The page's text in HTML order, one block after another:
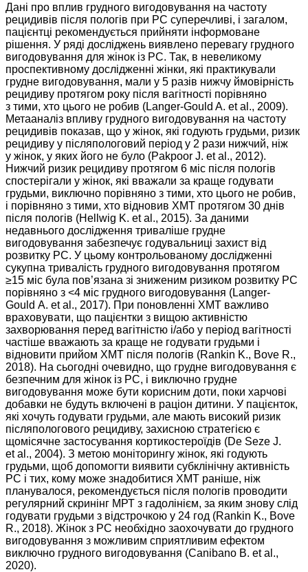
Дані про вплив грудного вигодовування на частоту
рецидивів після пологів при РС суперечливі, і загалом,
пацієнтці рекомендується прийняти інформоване
рішення. У ряді досліджень виявлено перевагу грудного
вигодовування для жінок із РС. Так, в невеликому
проспективному дослідженні жінки, які практикували
грудне вигодовування, мали у 5 разів нижчу ймовірність
рецидиву протягом року після вагітності порівняно
з тими, хто цього не робив (Langer-Gould A. et al., 2009).
Метааналіз впливу грудного вигодовування на частоту
рецидивів показав, що у жінок, які годують грудьми, ризик
рецидиву у післяпологовий період у 2 рази нижчий, ніж
у жінок, у яких його не було (Pakpoor J. et al., 2012).
Нижчий ризик рецидиву протягом 6 міс після пологів
спостерігали у жінок, які вважали за краще годувати
грудьми, виключно порівняно з тими, хто цього не робив,
і порівняно з тими, хто відновив ХМТ протягом 30 днів
після пологів (Hellwig K. et al., 2015). За даними
недавнього дослідження триваліше грудне
вигодовування забезпечує годувальниці захист від
розвитку РС. У цьому контрольованому дослідженні
сукупна тривалість грудного вигодовування протягом
≥15 міс була пов’язана зі зниженим ризиком розвитку РС
порівняно з <4 міс грудного вигодовування (Langer-
Gould A. et al., 2017). При поновленні ХМТ важливо
враховувати, що пацієнтки з вищою активністю
захворювання перед вагітністю і/або у період вагітності
частіше вважають за краще не годувати грудьми і
відновити прийом ХМТ після пологів (Rankin K., Bove R.,
2018). На сьогодні очевидно, що грудне вигодовування є
безпечним для жінок із РС, і виключно грудне
вигодовування може бути корисним доти, поки харчові
добавки не будуть включені в раціон дитини. У пацієнток,
які хочуть годувати грудьми, але мають високий ризик
післяпологового рецидиву, захисною стратегією є
щомісячне застосування кортикостероїдів (De Seze J.
et al., 2004). З метою моніторингу жінок, які годують
грудьми, щоб допомогти виявити субклінічну активність
РС і тих, кому може знадобитися ХМТ раніше, ніж
планувалося, рекомендується після пологів проводити
регулярний скринінг МРТ з гадолінієм, за яким знову слід
годувати грудьми з відстрочкою у 24 год (Rankin K., Bove
R., 2018). Жінок з РС необхідно заохочувати до грудного
вигодовування з можливим сприятливим ефектом
виключно грудного вигодовування (Canibano B. et al.,
2020).